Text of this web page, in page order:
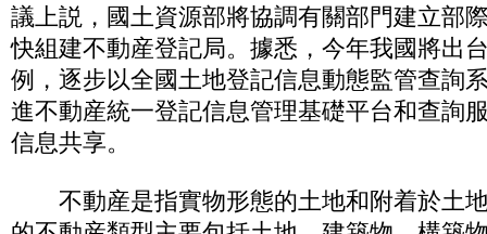
議上説，國土資源部將協調有關部門建立部
快組建不動産登記局。據悉，今年我國將出
例，逐步以全國土地登記信息動態監管查詢
進不動産統一登記信息管理基礎平台和查詢
信息共享。
不動産是指實物形態的土地和附着於土